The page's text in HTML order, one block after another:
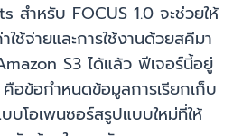
สำหรับ FOCUS 1.0 จะช่วยให้
ช้จ่ายและการใช้งานด้วยสคีมา
S3 ได้แล้ว ฟีเจอร์นี้อยู่
อข้อกำหนดข้อมูลการเรียกเก็บ
บโอเพนซอร์สรูปแบบใหม่ที่ให้